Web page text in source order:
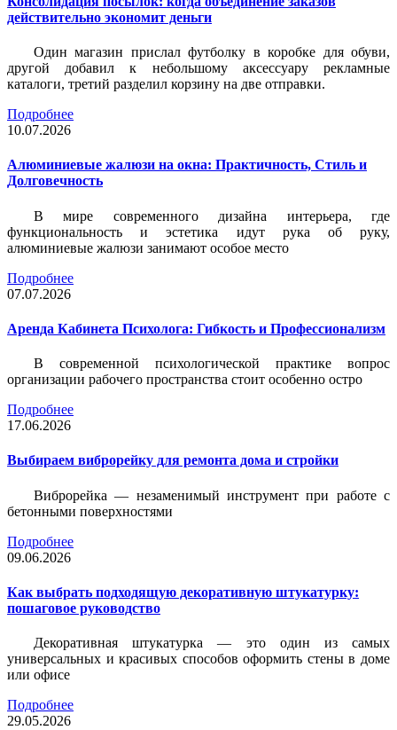
действительно экономит деньги
Один магазин прислал футболку в коробке для обуви,
другой добавил к небольшому аксессуару рекламные
каталоги, третий разделил корзину на две отправки.
Подробнее
10.07.2026
Алюминиевые жалюзи на окна: Практичность, Стиль и
Долговечность
В мире современного дизайна интерьера, где
функциональность и эстетика идут рука об руку,
алюминиевые жалюзи занимают особое место
Подробнее
07.07.2026
Аренда Кабинета Психолога: Гибкость и Профессионализм
В современной психологической практике вопрос
организации рабочего пространства стоит особенно остро
Подробнее
17.06.2026
Выбираем виброрейку для ремонта дома и стройки
Виброрейка — незаменимый инструмент при работе с
бетонными поверхностями
Подробнее
09.06.2026
Как выбрать подходящую декоративную штукатурку:
пошаговое руководство
Декоративная штукатурка — это один из самых
универсальных и красивых способов оформить стены в доме
или офисе
Подробнее
29.05.2026